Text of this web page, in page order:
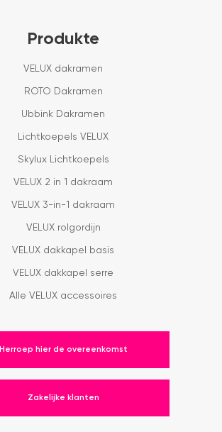
Produkte
VELUX dakramen
ROTO Dakramen
Ubbink Dakramen
Lichtkoepels VELUX
Skylux Lichtkoepels
VELUX 2 in 1 dakraam
VELUX 3-in-1 dakraam
VELUX rolgordijn
VELUX dakkapel basis
VELUX dakkapel serre
Alle VELUX accessoires
Herroep hier de overeenkomst
Zakelijke klanten